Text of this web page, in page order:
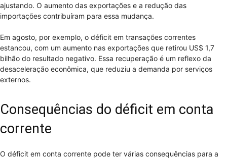
ajustando. O aumento das exportações e a redução das
importações contribuíram para essa mudança.
Em agosto, por exemplo, o déficit em transações correntes
estancou, com um aumento nas exportações que retirou US$ 1,7
bilhão do resultado negativo. Essa recuperação é um reflexo da
desaceleração econômica, que reduziu a demanda por serviços
externos.
Consequências do déficit em conta
corrente
O déficit em conta corrente pode ter várias consequências para a